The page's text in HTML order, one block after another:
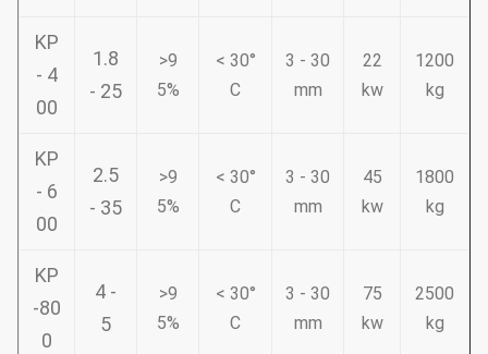
KP
- 4
00
1.8
- 25
>9
5%
< 30°
C
3 - 30
mm
22
kw
1200
kg
KP
- 6
00
2.5
- 35
>9
5%
< 30°
C
3 - 30
mm
45
kw
1800
kg
KP
-80
0
4 -
5
>9
5%
< 30°
C
3 - 30
mm
75
kw
2500
kg